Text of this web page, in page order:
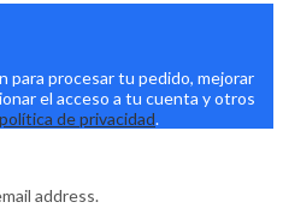
para procesar tu pedido, mejorar
el acceso a tu cuenta y otros
política de privacidad.
address.